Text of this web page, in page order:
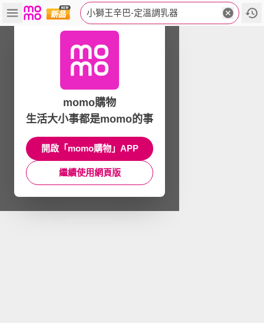
小獅王辛巴-定溫調乳器
momo購物
生活大小事都是momo的事
開啟「momo購物」APP
繼續使用網頁版